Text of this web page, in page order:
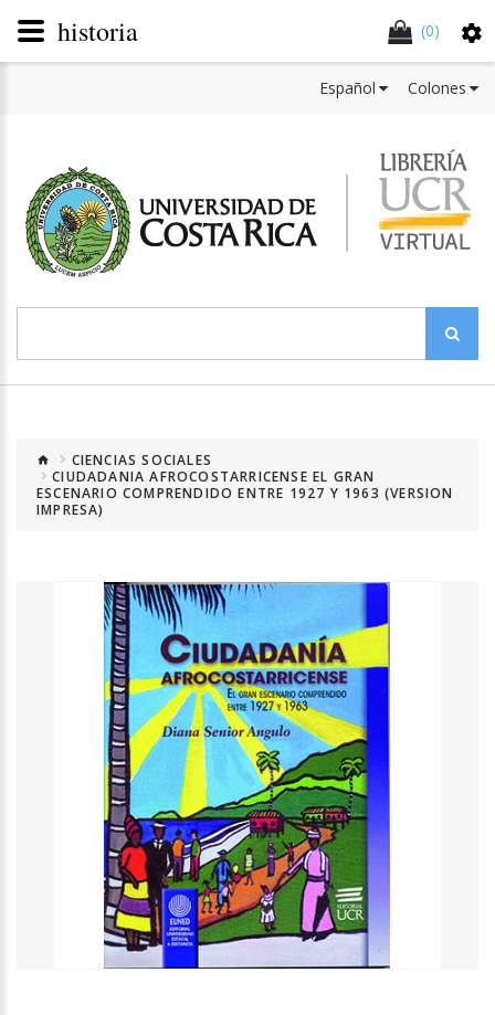
(0)
Colones
Español
CIENCIAS SOCIALES
CIUDADANIA AFROCOSTARRICENSE EL GRAN
ESCENARIO COMPRENDIDO ENTRE 1927 Y 1963 (VERSION
IMPRESA)
historia